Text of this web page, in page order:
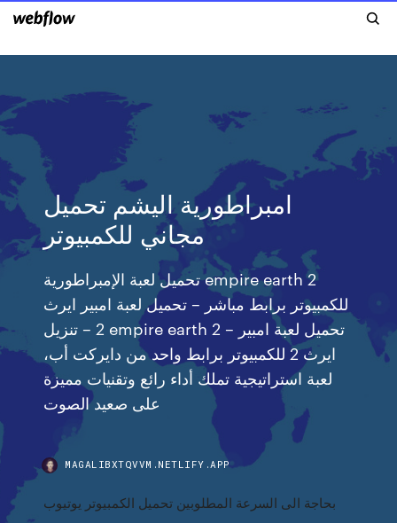
امبراطورية اليشم تحميل
مجاني للكمبيوتر
تحميل لعبة الإمبراطورية empire earth 2
للكمبيوتر برابط مباشر – تحميل لعبة امبير ايرث
2 – تنزيل empire earth 2 – تحميل لعبة امبير
ايرث 2 للكمبيوتر برابط واحد من دايركت أب،
لعبة استراتيجية تملك أداء رائع وتقنيات مميزة
على صعيد الصوت
MAGALIBXTQVVM.NETLIFY.APP
بحاجة الى السرعة المطلوبين تحميل الكمبيوتر يوتيوب